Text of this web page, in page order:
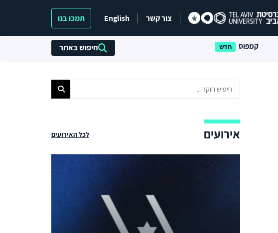
צור קשר English תמכו בנו
קמפוס חיפוש באתר
אירועים לכל האירועים